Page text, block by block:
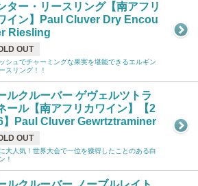
ター・リースリング【南アフリ
イン】Paul Cluver Dry Encou
Riesling
OUT
シュでチャーミングな果実を堪能できるエルギン
スリング！！
ルクルーバー ゲヴェルツトラ
ール【南アフリカワイン】【2
】Paul Cluver Gewrtztraminer
OUT
大人気！世界大会で一位を獲得したことのある白
！